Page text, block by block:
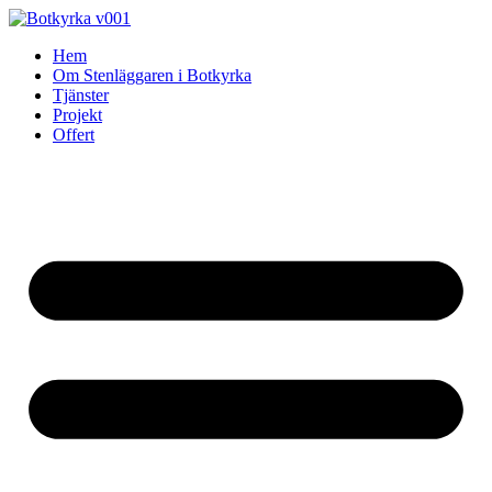
Skip
contentHem
Om Stenläggaren i Botkyrka
Tjänster
Projekt
Offert